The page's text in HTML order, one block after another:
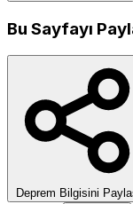
Bu Sayfayı
Deprem Bilgisini